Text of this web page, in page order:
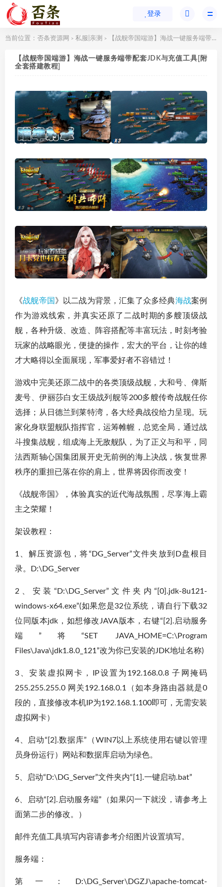
登录
当前位置： 否条资源网 > 私服|亲测 > 【战舰帝国端游】海战一键服务端带配套JDK与充值工具[附全套搭建教程]
【战舰帝国端游】海战一键服务端带配套JDK与充值工具[附
全套搭建教程]
《战舰帝国 》以二战为背景，汇集了众多经典海战案例
作为游戏线索，并真实还原了二战时期的多艘顶级战
舰，各种升级、改造、阵容搭配等丰富玩法，时刻考验
玩家的战略眼光，便捷的操作，宏大的平台，让你的雄
才大略得以全面展现，军事爱好者不容错过！
游戏中完美还原二战中的各类顶级战舰，大和号、俾斯
麦号、伊丽莎白女王级战列舰等200多艘传奇战舰任你
选择；从日德兰到莱特湾，各大经典战役给力呈现。玩
家化身联盟舰队指挥官，运筹帷幄，总览全局，通过战
斗搜集战舰，组成海上无敌舰队，为了正义与和平，同
法西斯轴心国集团展开史无前例的海上决战，恢复世界
秩序的重担已落在你的肩上，世界将因你而改变！
《战舰帝国》，体验真实的近代海战氛围，尽享海上霸
主之荣耀！
架设教程：
1、解压资源包，将“DG_Server”文件夹放到D盘根目
录。D:\DG_Server
2、安装“D:\DG_Server”文件夹内“[0].jdk-8u121-
windows-x64.exe”(如果您是32位系统，请自行下载32
位同版本jdk，如想修改JAVA版本，右键“[2].启动服务
端”将“SET JAVA_HOME=C:\Program
Files\Java\jdk1.8.0_121”改为你已安装的JDK地址名称)
3、安装虚拟网卡，IP设置为192.168.0.8 子网掩码
255.255.255.0 网关192.168.0.1（如本身路由器就是0
段的，直接修改本机IP为192.168.1.100即可，无需安装
虚拟网卡）
4、启动“[2].数据库”（WIN7以上系统使用右键以管理
员身份运行）网站和数据库启动为绿色。
5、启动“D:\DG_Server”文件夹内“[1].一键启动.bat”
6、启动“[2].启动服务端”（如果闪一下就没，请参考上
面第二步的修改。）
邮件充值工具填写内容请参考介绍图片设置填写。
服务端：
第一：D:\DG_Server\DGZJ\apache-tomcat-